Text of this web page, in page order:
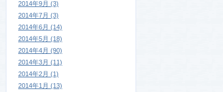
2014年9月 (3)
2014年7月 (3)
2014年6月 (14)
2014年5月 (18)
2014年4月 (90)
2014年3月 (11)
2014年2月 (1)
2014年1月 (13)